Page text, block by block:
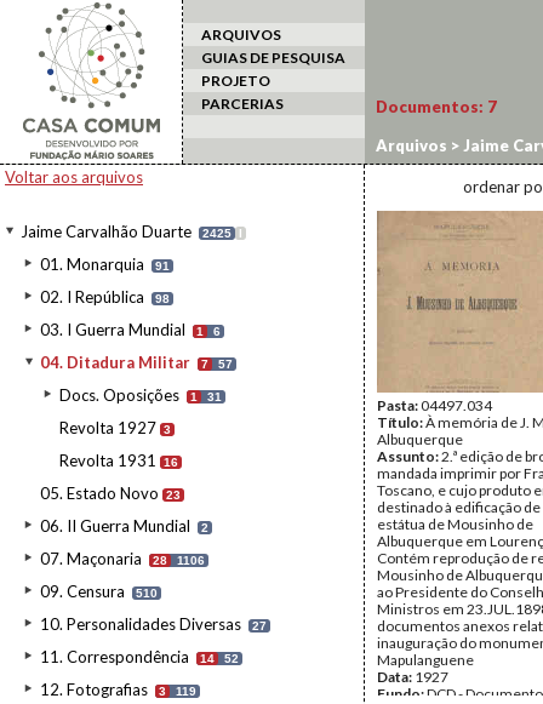
ARQUIVOS
GUIAS DE PESQUISA
PROJETO
PARCERIAS
Voltar aos arquivos
Jaime Carvalhão Duarte 2425 I
01. Monarquia 91
02. I República 98
03. I Guerra Mundial 1 6
04. Ditadura Militar 7 57
Docs. Oposições 1 31
Revolta 1927 3
Revolta 1931 16
05. Estado Novo 23
06. II Guerra Mundial 2
07. Maçonaria 28 1106
09. Censura 510
10. Personalidades Diversas 27
11. Correspondência 14 52
12. Fotografias 3 119
Documentos: 7
Arquivos > Jaime
ordenar
Pasta:04497.034
Título:À memória de J.
Albuquerque
Assunto:2.ª edição de
mandada imprimir por
Toscano, e cujo produto
destinado à edificação
estátua de Mousinho de
Albuquerque em
Contém reprodução de
Mousinho de
ao Presidente do
Ministros em
documentos anexos
inauguração do
Mapulanguene
Data: 1927
Fundo:DCD -